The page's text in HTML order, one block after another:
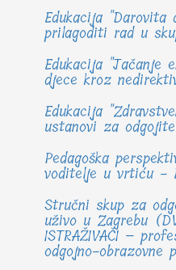
Edukacija
prilagoditi rad u
Edukacija "Jačanje
djece kroz
Edukacija
ustanovi za
Pedagoška
voditelje u vrtiću -
Stručni skup za
uživo u Zagrebu
ISTRAŽIVAČI –
odgojno-obrazovne